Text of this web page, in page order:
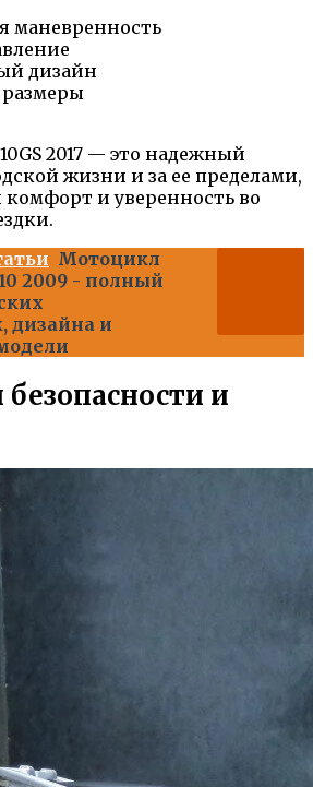
маневренность
дизайн
2017 — это надежный
жизни и за ее пределами,
и уверенность во
Мотоцикл
2009 - полный
дизайна и
и